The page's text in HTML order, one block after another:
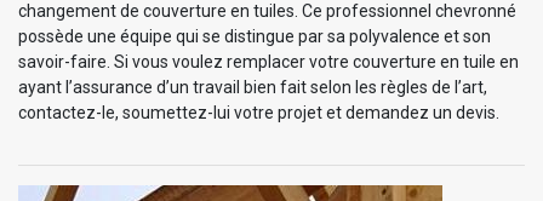
changement de couverture en tuiles. Ce professionnel chevronné
possède une équipe qui se distingue par sa polyvalence et son
savoir-faire. Si vous voulez remplacer votre couverture en tuile en
ayant l’assurance d’un travail bien fait selon les règles de l’art,
contactez-le, soumettez-lui votre projet et demandez un devis.